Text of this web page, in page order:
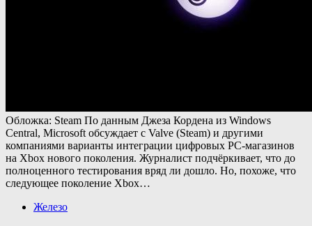
Обложка: Steam По данным Джеза Кордена из Windows
Central, Microsoft обсуждает с Valve (Steam) и другими
компаниями варианты интеграции цифровых PC-магазинов
на Xbox нового поколения. Журналист подчёркивает, что до
полноценного тестирования вряд ли дошло. Но, похоже, что
следующее поколение Xbox…
Железо